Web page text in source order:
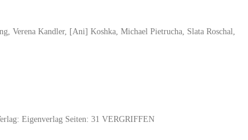
Verena Kandler, [Ani] Koshka, Michael Pietrucha, Slata Roschal,
Eigenverlag Seiten: 31 VERGRIFFEN